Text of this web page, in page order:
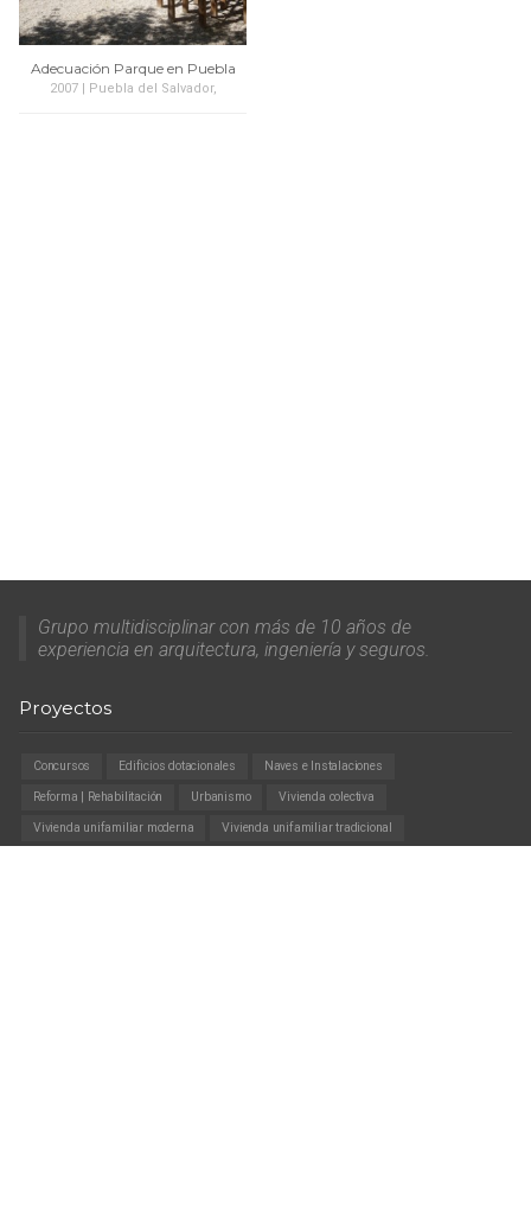
Adecuación Parque en Puebla
del Salvador
2007 | Puebla del Salvador,
Grupo multidisciplinar con más de 10 años de
experiencia en arquitectura, ingeniería y seguros.
Proyectos
Concursos Edificios dotacionales
Naves e Instalaciones
Reforma | Rehabilitación
Urbanismo
Vivienda colectiva
Vivienda unifamiliar moderna
Vivienda unifamiliar tradicional